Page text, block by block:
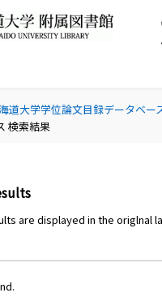
道大学学位論文目録データベー
検索結果
are displayed in the origlnal